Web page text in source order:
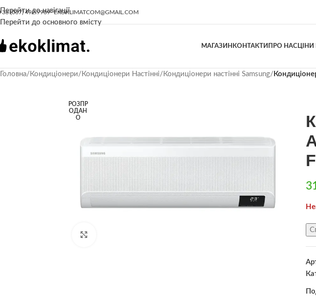
Перейти до навігації
Перейти до основного вмісту
(067) 492 9969 EKOKLIMATCOM@GMAIL.COM
МАГАЗИН КОНТАКТИ ПРО НАС
Головна/ Кондиціонери/ Кондиціонери Настінні/ Кондиціонери настінні Samsung/
РОЗПР
ОДАН
О